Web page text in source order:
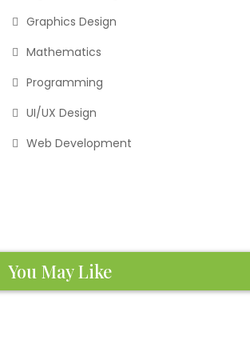
Graphics Design
Mathematics
Programming
UI/UX Design
Web Development
You May Like